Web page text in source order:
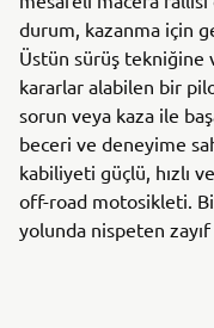
durum, kazanma için
Üstün sürüş tekniğine
kararlar alabilen bir
sorun veya kaza ile
beceri ve deneyime
kabiliyeti güçlü, hızlı
off-road motosikleti.
yolunda nispeten